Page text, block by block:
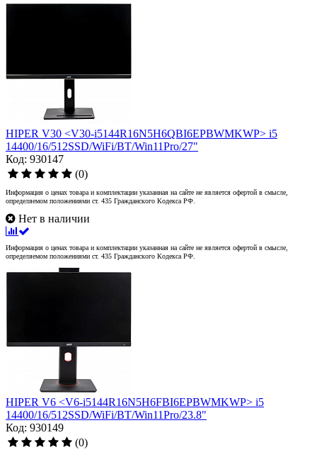
HIPER V30 <V30-i5144R16N5H6QBI6EPBWMKWP> i5
14400/16/512SSD/WiFi/BT/Win11Pro/27"
Код: 930147
(0)
Информация о ценах товара и комплектации указанная на сайте не является офертой в смысле,
определяемом положениями ст. 435 Гражданского Кодекса РФ.
Нет в наличии
Информация о ценах товара и комплектации указанная на сайте не является офертой в смысле,
определяемом положениями ст. 435 Гражданского Кодекса РФ.
HIPER V6 <V6-i5144R16N5H6FBI6EPBWMKWP> i5
14400/16/512SSD/WiFi/BT/Win11Pro/23.8"
Код: 930149
(0)